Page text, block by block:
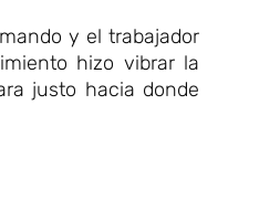
y el trabajador
hizo vibrar la
justo hacia donde